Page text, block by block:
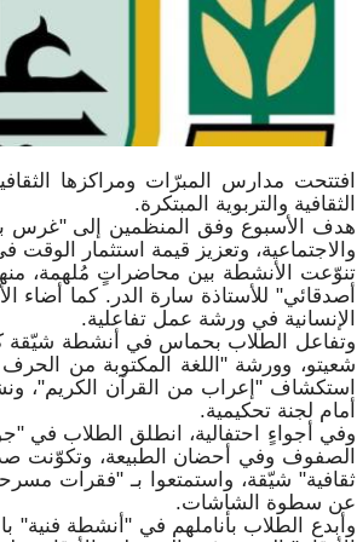
افتتحت مدارس المبرّات ومراكزها
الثقافية والتربوية المبتكرة.
هدف الأسبوع وفق المنظمين إلى "غرس
والاجتماعية، وتعزيز قيمة استثمار
تنوّعت الأنشطة بين محاضراتٍ مُلهمة،
أصدقائي" للأستاذة سارة الدر. كما
الإنسانية في ورشة عمل تفاعلية.
وتفاعل الطلاب بحماس في أنشطة شيّقة
شعيتو، وورشة "اللغة المكتوبة من الحرف
استكشاف "إعراب من القرآن الكريم"،
أمام لجنة تحكيمية.
وفي أجواءٍ احتفالية، انطلق الطلاب
الصفوف وفي أحضان الطبيعة، وتكوّنت
ثقافية" شيّقة، واستمتعوا بـ "فقرات
عن سطوة الشاشات.
وأبدع الطلاب بأناملهم في "أنشطة فنية"